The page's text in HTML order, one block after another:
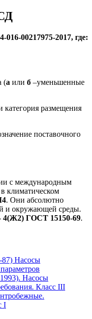
00217975-2017, где:
(а или б –уменьшенные
категория размещения
поставочного
с международным
климатическом
. Они абсолютно
и окружающей среды.
4(Ж2) ГОСТ 15150-69.
Насосы
Насосы
Класс III
I